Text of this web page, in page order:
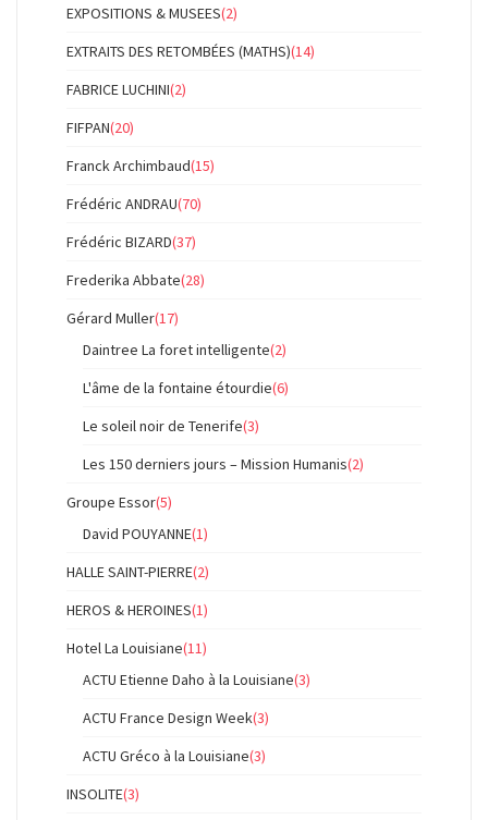
EXPOSITIONS & MUSEES(2)
EXTRAITS DES RETOMBÉES (MATHS)(14)
FABRICE LUCHINI(2)
FIFPAN(20)
Franck Archimbaud(15)
Frédéric ANDRAU(70)
Frédéric BIZARD(37)
Frederika Abbate(28)
Gérard Muller(17)
Daintree La foret intelligente(2)
L'âme de la fontaine étourdie(6)
Le soleil noir de Tenerife(3)
Les 150 derniers jours – Mission Humanis(2)
Groupe Essor(5)
David POUYANNE(1)
HALLE SAINT-PIERRE(2)
HEROS & HEROINES(1)
Hotel La Louisiane(11)
ACTU Etienne Daho à la Louisiane(3)
ACTU France Design Week(3)
ACTU Gréco à la Louisiane(3)
INSOLITE(3)